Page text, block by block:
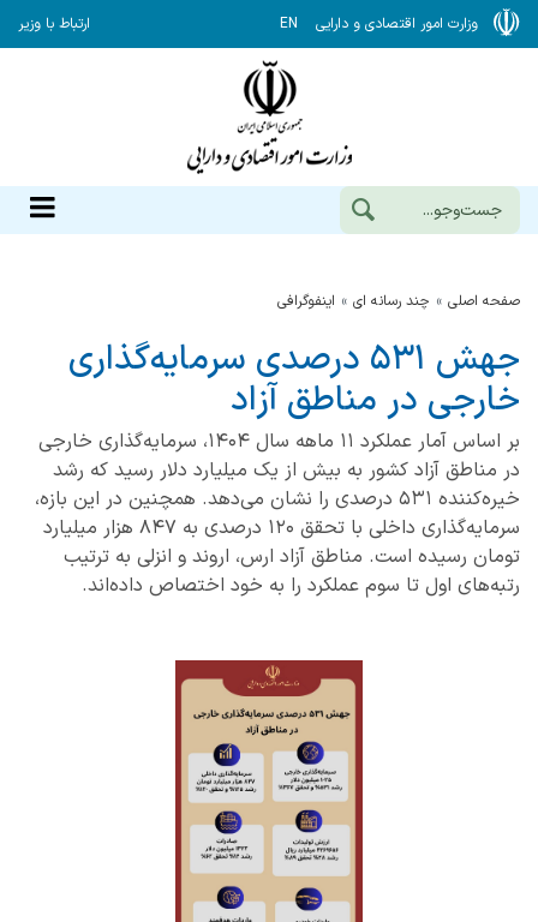
وزارت امور اقتصادی و دارایی EN ارتباط با وزیر
صفحه اصلی چند رسانه ای اینفوگرافی
جهش ۵۳۱ درصدی سرمایه‌گذاری
خارجی در مناطق آزاد
بر اساس آمار عملکرد ۱۱ ماهه سال ۱۴۰۴، سرمایه‌گذاری خارجی
در مناطق آزاد کشور به بیش از یک میلیارد دلار رسید که رشد
خیره‌کننده ۵۳۱ درصدی را نشان می‌دهد. همچنین در این بازه،
سرمایه‌گذاری داخلی با تحقق ۱۲۰ درصدی به ۸۴۷ هزار میلیارد
تومان رسیده است. مناطق آزاد ارس، اروند و انزلی به ترتیب
رتبه‌های اول تا سوم عملکرد را به خود اختصاص داده‌اند.